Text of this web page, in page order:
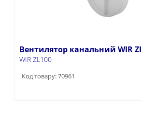
Вентилятор канальний WIR
WIR ZL100
Код товару: 70961